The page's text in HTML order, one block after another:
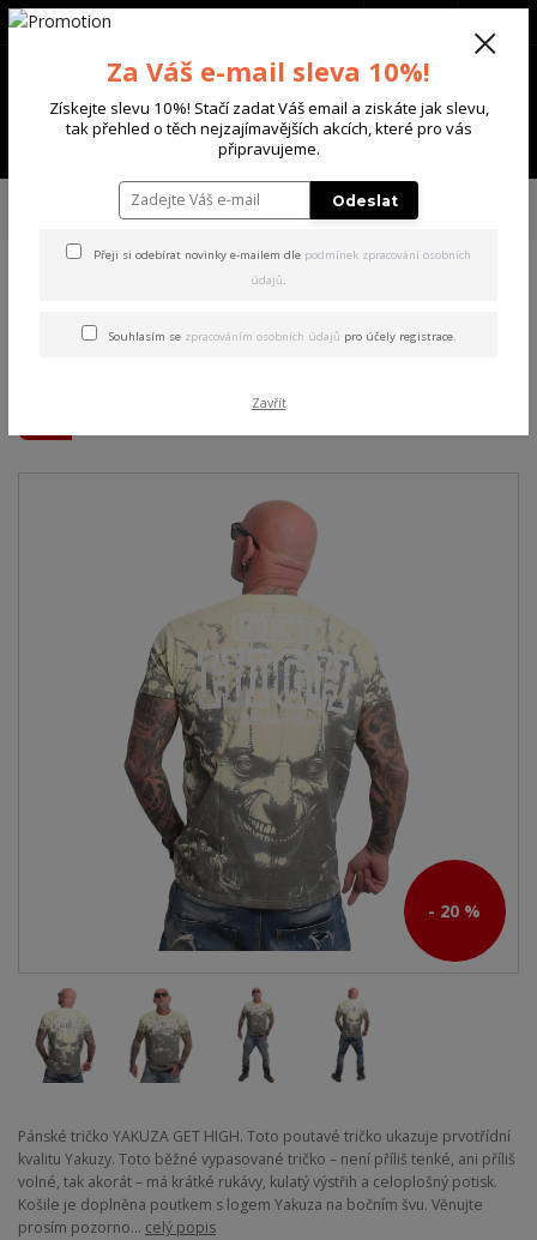
Menu
+420 702 136 620
TRIKA & TÍLKA
Yakuza pánské tričko Get High Allover
Regular T-Shirt dark/gull/gray 3XL
High Allover Regular T-Shirt
- 20 %
Pánské tričko YAKUZA GET HIGH. Toto poutavé tričko ukazuje prvotřídní
kvalitu Yakuzy. Toto běžné vypasované tričko – není příliš tenké, ani příliš
volné, tak akorát – má krátké rukávy, kulatý výstřih a celoplošný potisk.
Košile je doplněna poutkem s logem Yakuza na bočním švu. Věnujte
prosím pozorno... celý popis
Za Váš e-mail sleva 10%!
Získejte slevu 10%! Stačí zadat Váš email a ziskáte jak slevu,
tak přehled o těch nejzajímavějších akcích, které pro vás
připravujeme.
Odeslat
Přeji si odebírat novinky e-mailem dle podmínek zpracování osobních
údajů.
Souhlasím se zpracováním osobních údajů pro účely registrace.
Zavřít